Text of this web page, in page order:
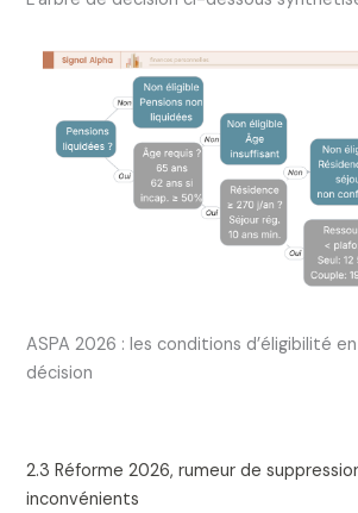
ASPA 2026 : les conditions d’éligibilité
décision
2.3 Réforme 2026, rumeur de
inconvénients